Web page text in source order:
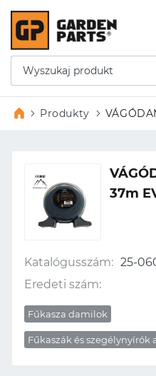
Produkty
37m
Katalógusszám: 25-
Eredeti szám:
Fűkasza damilok
Fűkaszák és szegélynyírók